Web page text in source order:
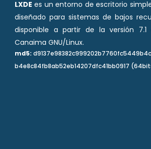
LXDE es un entorno de escritorio
diseñado para sistemas de bajos
disponible a partir de la versión
Canaima GNU/Linux.
md5:
b4e8c84fb8ab52eb14207dfc41bb0917